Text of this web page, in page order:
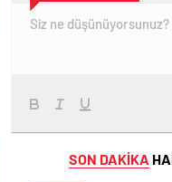
SON DAKİKA